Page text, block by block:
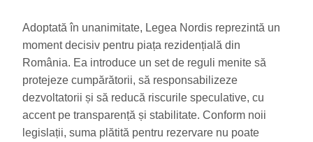
Adoptată în unanimitate, Legea Nordis reprezintă un
moment decisiv pentru piața rezidențială din
România. Ea introduce un set de reguli menite să
protejeze cumpărătorii, să responsabilizeze
dezvoltatorii și să reducă riscurile speculative, cu
accent pe transparență și stabilitate. Conform noii
legislații, suma plătită pentru rezervare nu poate